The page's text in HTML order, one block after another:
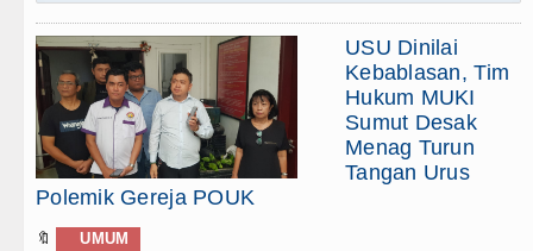
USU Dinilai
Kebablasan, Tim
Hukum MUKI
Sumut Desak
Menag Turun
Tangan Urus
Polemik Gereja POUK
🔖 UMUM